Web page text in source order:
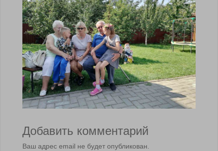
Добавить комментарий
Ваш адрес email не будет опубликован.